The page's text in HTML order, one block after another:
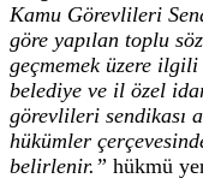
Kamu Görevlileri
göre yapılan toplu
geçmemek üzere
belediye ve il özel
görevlileri sendikası
hükümler
belirlenir.” hükmü